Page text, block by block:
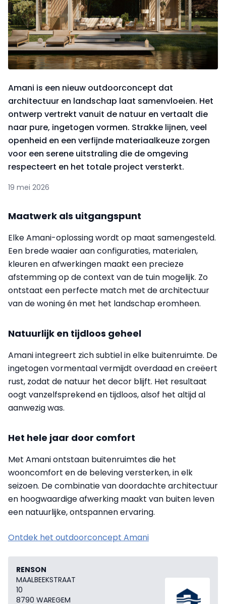
Amani is een nieuw outdoorconcept dat
architectuur en landschap laat samenvloeien. Het
ontwerp vertrekt vanuit de natuur en vertaalt die
naar pure, ingetogen vormen. Strakke lijnen, veel
openheid en een verfijnde materiaalkeuze zorgen
voor een serene uitstraling die de omgeving
respecteert en het totale project versterkt.
19 mei 2026
Maatwerk als uitgangspunt
Elke Amani-oplossing wordt op maat samengesteld.
Een brede waaier aan configuraties, materialen,
kleuren en afwerkingen maakt een precieze
afstemming op de context van de tuin mogelijk. Zo
ontstaat een perfecte match met de architectuur
van de woning én met het landschap eromheen.
Natuurlijk en tijdloos geheel
Amani integreert zich subtiel in elke buitenruimte. De
ingetogen vormentaal vermijdt overdaad en creëert
rust, zodat de natuur het decor blijft. Het resultaat
oogt vanzelfsprekend en tijdloos, alsof het altijd al
aanwezig was.
Het hele jaar door comfort
Met Amani ontstaan buitenruimtes die het
wooncomfort en de beleving versterken, in elk
seizoen. De combinatie van doordachte architectuur
en hoogwaardige afwerking maakt van buiten leven
een natuurlijke, ontspannen ervaring.
Ontdek het outdoorconcept Amani
RENSON
MAALBEEKSTRAAT
10
8790 WAREGEM